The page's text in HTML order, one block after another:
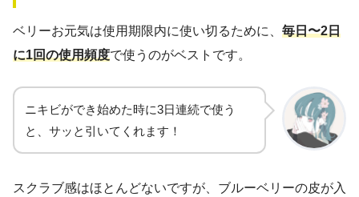
ベリーお元気は使用期限内に使い切るために、 毎日〜2日
に1回の使用頻度で使うのがベストです。
ニキビができ始めた時に3日連続で使う
と、サッと引いてくれます！
スクラブ感はほとんどないですが、ブルーベリーの皮が入